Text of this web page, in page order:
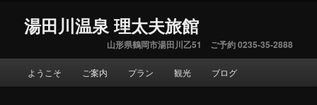
湯田川温泉 理太夫旅館
山形県鶴岡市湯田川乙51 ご予約 0235-35-2888
ようこそ ご案内 プラン 観光 ブログ